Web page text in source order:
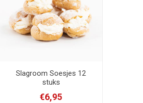
Slagroom Soesjes 12
stuks
€6,95